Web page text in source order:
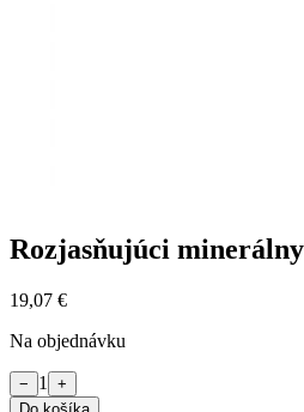
Rozjasňujúci
19,07 €
Na objednávku
− 1
+